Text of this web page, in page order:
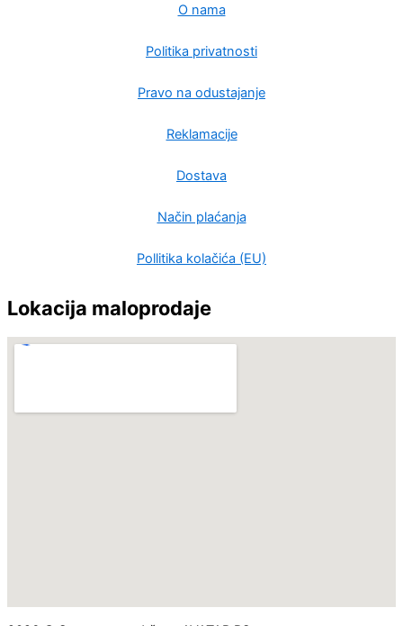
O nama
Politika privatnosti
Pravo na odustajanje
Reklamacije
Dostava
Način plaćanja
Pollitika kolačića (EU)
Lokacija maloprodaje